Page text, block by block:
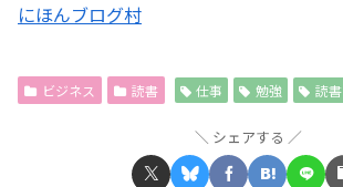
にほんブログ村
ビジネス 読書 仕事 勉強 読書
シェアする